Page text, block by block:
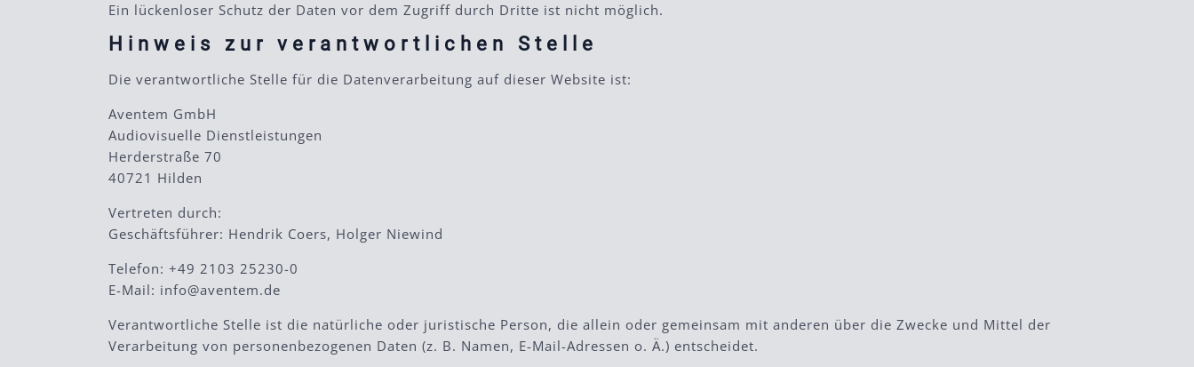
Ein lückenloser Schutz der Daten vor dem Zugriff durch Dritte ist nicht möglich.
Hinweis zur verantwortlichen Stelle
Die verantwortliche Stelle für die Datenverarbeitung auf dieser Website ist:
Aventem GmbH
Audiovisuelle Dienstleistungen
Herderstraße 70
40721 Hilden
Vertreten durch:
Geschäftsführer: Hendrik Coers, Holger Niewind
Telefon: +49 2103 25230-0
E-Mail: info@aventem.de
Verantwortliche Stelle ist die natürliche oder juristische Person, die allein oder gemeinsam mit anderen über die Zwecke und Mittel der
Verarbeitung von personenbezogenen Daten (z. B. Namen, E-Mail-Adressen o. Ä.) entscheidet.